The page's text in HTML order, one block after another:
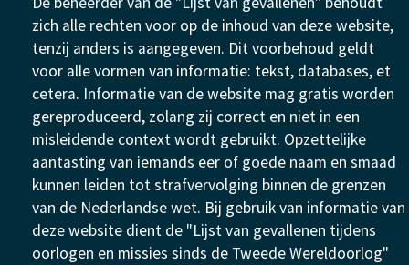
zich alle rechten voor op de inhoud van deze website,
tenzij anders is aangegeven. Dit voorbehoud geldt
voor alle vormen van informatie: tekst, databases, et
cetera. Informatie van de website mag gratis worden
gereproduceerd, zolang zij correct en niet in een
misleidende context wordt gebruikt. Opzettelijke
aantasting van iemands eer of goede naam en smaad
kunnen leiden tot strafvervolging binnen de grenzen
van de Nederlandse wet. Bij gebruik van informatie van
deze website dient de "Lijst van gevallenen tijdens
oorlogen en missies sinds de Tweede Wereldoorlog"